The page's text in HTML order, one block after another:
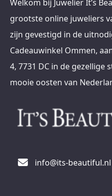
Welkom bij Juwelier It’s
grootste online juweliers
zijn gevestigd in de
Cadeauwinkel Ommen,
4, 7731 DC in de gezellige
mooie oosten van
info@its-beautiful.nl